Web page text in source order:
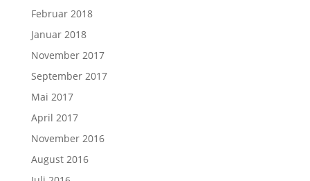
Februar 2018
Januar 2018
November 2017
September 2017
Mai 2017
April 2017
November 2016
August 2016